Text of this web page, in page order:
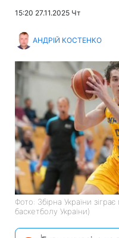
15:20 27.11.2025 Чт
АНДРІЙ КОСТЕНКО
Фото: Збірна України
баскетболу України)